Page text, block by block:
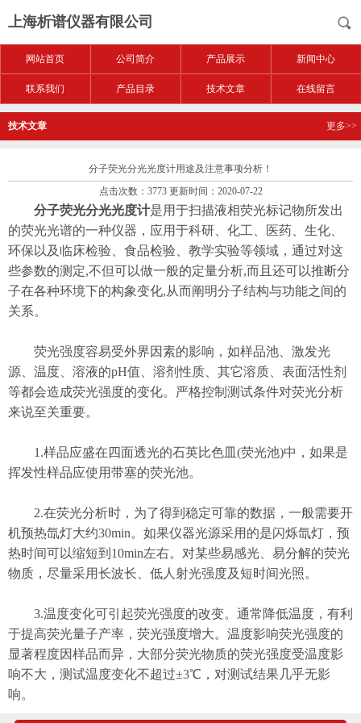
上海析谱仪器有限公司
网站首页 公司简介 产品展示 新闻中心
联系我们 产品目录 技术文章 在线留言
技术文章 更多>>
分子荧光分光光度计用途及注意事项分析！
点击次数：3773 更新时间：2020-07-22
分子荧光分光光度计是用于扫描液相荧光标记物所发出
的荧光光谱的一种仪器，应用于科研、化工、医药、生化、
环保以及临床检验、食品检验、教学实验等领域，通过对这
些参数的测定,不但可以做一般的定量分析,而且还可以推断分
子在各种环境下的构象变化,从而阐明分子结构与功能之间的
关系。
荧光强度容易受外界因素的影响，如样品池、激发光
源、温度、溶液的pH值、溶剂性质、其它溶质、表面活性剂
等都会造成荧光强度的变化。严格控制测试条件对荧光分析
来说至关重要。
1.样品应盛在四面透光的石英比色皿(荧光池)中，如果是
挥发性样品应使用带塞的荧光池。
2.在荧光分析时，为了得到稳定可靠的数据，一般需要开
机预热氙灯大约30min。如果仪器光源采用的是闪烁氙灯，预
热时间可以缩短到10min左右。对某些易感光、易分解的荧光
物质，尽量采用长波长、低人射光强度及短时间光照。
3.温度变化可引起荧光强度的改变。通常降低温度，有利
于提高荧光量子产率，荧光强度增大。温度影响荧光强度的
显著程度因样品而异，大部分荧光物质的荧光强度受温度影
响不大，测试温度变化不超过±3℃，对测试结果几乎无影
响。